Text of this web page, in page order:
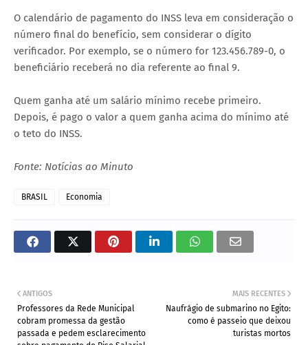
O calendário de pagamento do INSS leva em consideração o
número final do benefício, sem considerar o dígito
verificador. Por exemplo, se o número for 123.456.789-0, o
beneficiário receberá no dia referente ao final 9.
Quem ganha até um salário mínimo recebe primeiro.
Depois, é pago o valor a quem ganha acima do mínimo até
o teto do INSS.
Fonte: Notícias ao Minuto
BRASIL Economia
MAIS RECENTES
Naufrágio de submarino no Egito:
como é passeio que deixou
turistas mortos
ANTIGOS
Professores da Rede Municipal
cobram promessa da gestão
passada e pedem esclarecimento